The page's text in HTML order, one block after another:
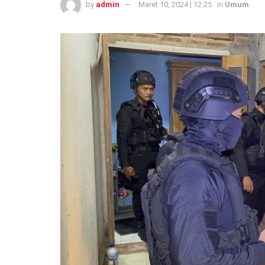
by admin Maret 10, 2024 | 12:25 in Umum